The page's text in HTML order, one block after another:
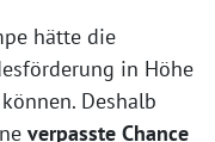
hätte die
in Höhe
Deshalb
verpasste Chance